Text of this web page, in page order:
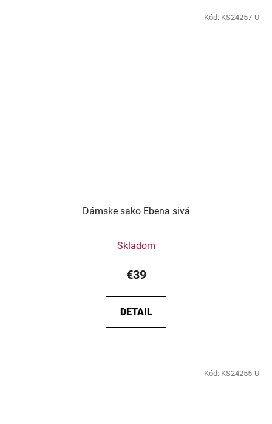
Dámske sako Ebena sivá
Skladom
€39
DETAIL
Kód: KS24257-U
Kód: KS24255-U